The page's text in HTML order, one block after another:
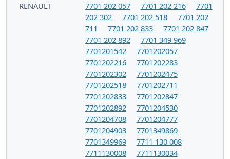
RENAULT
7701 202 057 7701 202 216
7701
202 302
7701 202 518
7701 202
711
7701 202 833
7701 202 847
7701 202 892
7701 349 969
7701201542
7701202057
7701202216
7701202283
7701202302
7701202475
7701202518
7701202711
7701202833
7701202847
7701202892
7701204530
7701204708
7701204777
7701204903
7701349869
7701349969
7711 130 008
7711130008
7711130034